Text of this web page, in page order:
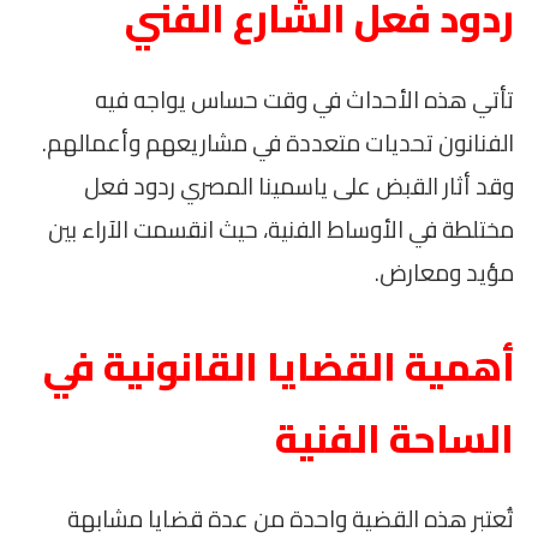
ردود فعل الشارع الفني
تأتي هذه الأحداث في وقت حساس يواجه فيه
الفنانون تحديات متعددة في مشاريعهم وأعمالهم.
وقد أثار القبض على ياسمينا المصري ردود فعل
مختلطة في الأوساط الفنية، حيث انقسمت الآراء بين
مؤيد ومعارض.
أهمية القضايا القانونية في
الساحة الفنية
تُعتبر هذه القضية واحدة من عدة قضايا مشابهة